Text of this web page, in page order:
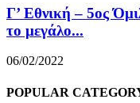
Γ’ Εθνική – 5ος
το μεγάλο...
06/02/2022
POPULAR